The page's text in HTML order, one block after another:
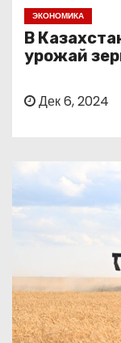
ЭКОНОМИКА
В
урожай
Дек 6, 2024